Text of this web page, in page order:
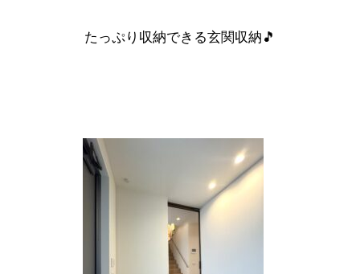
たっぷり収納できる玄関収納🎵